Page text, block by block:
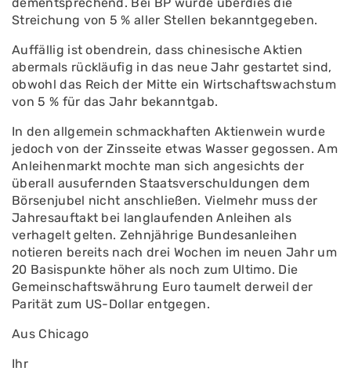
Streichung von 5 % aller Stellen bekanntgegeben.
Auffällig ist obendrein, dass chinesische Aktien
abermals rückläufig in das neue Jahr gestartet sind,
obwohl das Reich der Mitte ein Wirtschaftswachstum
von 5 % für das Jahr bekanntgab.
In den allgemein schmackhaften Aktienwein wurde
jedoch von der Zinsseite etwas Wasser gegossen. Am
Anleihenmarkt mochte man sich angesichts der
überall ausufernden Staatsverschuldungen dem
Börsenjubel nicht anschließen. Vielmehr muss der
Jahresauftakt bei langlaufenden Anleihen als
verhagelt gelten. Zehnjährige Bundesanleihen
notieren bereits nach drei Wochen im neuen Jahr um
20 Basispunkte höher als noch zum Ultimo. Die
Gemeinschaftswährung Euro taumelt derweil der
Parität zum US-Dollar entgegen.
Aus Chicago
Ihr